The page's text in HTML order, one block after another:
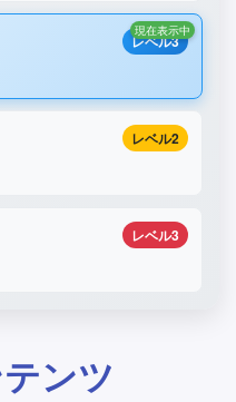
レベル3
現在表示中
レベル2
レベル3
ンツ